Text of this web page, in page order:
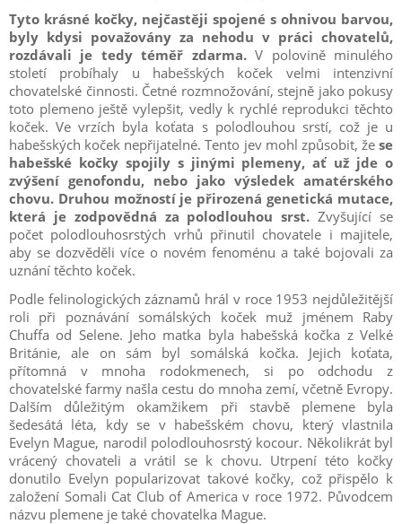
Tyto krásné kočky, nejčastěji spojené s ohnivou barvou,
byly kdysi považovány za nehodu v práci chovatelů,
rozdávali je tedy téměř zdarma.V polovině minulého
století probíhaly u habešských koček velmi intenzivní
chovatelské činnosti. Četné rozmnožování, stejně jako pokusy
toto plemeno ještě vylepšit, vedly k rychlé reprodukci těchto
koček. Ve vrzích byla koťata s polodlouhou srstí, což je u
habešských koček nepřijatelné. Tento jev mohl způsobit, že se
habešské kočky spojily s jinými plemeny, ať už jde o
zvýšení genofondu, nebo jako výsledek amatérského
chovu. Druhou možností je přirozená genetická mutace,
která je zodpovědná za polodlouhou srst.Zvyšující se
počet polodlouhosrstých vrhů přinutil chovatele i majitele,
aby se dozvěděli více o novém fenoménu a také bojovali za
uznání těchto koček.
Podle felinologických záznamů hrál v roce 1953 nejdůležitější
roli při poznávání somálských koček muž jménem Raby
Chuffa od Selene. Jeho matka byla habešská kočka z Velké
Británie, ale on sám byl somálská kočka. Jejich koťata,
přítomná v mnoha rodokmenech, si po odchodu z
chovatelské farmy našla cestu do mnoha zemí, včetně Evropy.
Dalším důležitým okamžikem při stavbě plemene byla
šedesátá léta, kdy se v habešském chovu, který vlastnila
Evelyn Mague, narodil polodlouhosrstý kocour. Několikrát byl
vrácený chovateli a vrátil se k chovu. Utrpení této kočky
donutilo Evelyn popularizovat takové kočky, což přispělo k
založení Somali Cat Club of America v roce 1972. Původcem
názvu plemene je také chovatelka Mague.